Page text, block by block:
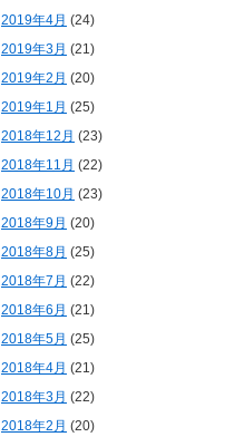
2019年4月 (24)
2019年3月 (21)
2019年2月 (20)
2019年1月 (25)
2018年12月 (23)
2018年11月 (22)
2018年10月 (23)
2018年9月 (20)
2018年8月 (25)
2018年7月 (22)
2018年6月 (21)
2018年5月 (25)
2018年4月 (21)
2018年3月 (22)
2018年2月 (20)